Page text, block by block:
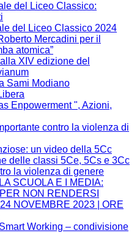
del Liceo Classico:
del Liceo Classico 2024
Mercadini per il
atomica”
XIV edizione del
Sami Modiano
Enpowerment ", Azioni,
contro la violenza di
un video della 5Cc
delle classi 5Ce, 5Cs e 3Cc
la violenza di genere
SCUOLA E I MEDIA:
NON RENDERSI
24 NOVEMBRE 2023 | ORE
Working – condivisione